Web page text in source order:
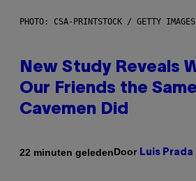
PHOTO: CSA-PRINTSTOCK / GETTY IMAGES
New Study Reveals
Our Friends the
Cavemen Did
22 minuten geledenDoor Luis Prada